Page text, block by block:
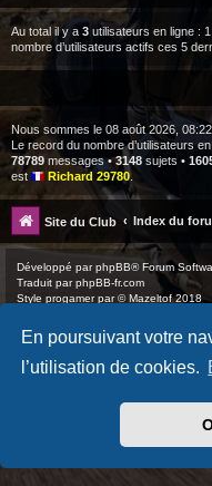
En poursuivant votre
l’utilisation de cookies.
Au total il y a 3 utilisateurs en ligne :
nombre d’utilisateurs actifs ces 5
Nous sommes le 08 août 2026, 08:22
Le record du nombre d’utilisateurs
78789 messages •3148 sujets •
est
Richard 29780.
Site du Club Index du
Développé parphpBB® Forum
Traduit parphpBB-fr.com
Style progamerpar ©Mazeltof2018
Confidentialité
Conditions